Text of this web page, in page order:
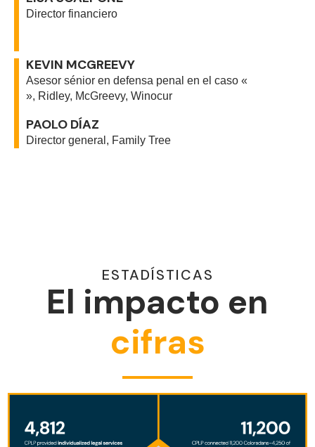
Director financiero
KEVIN MCGREEVY
Asesor sénior en defensa penal en el caso «
», Ridley, McGreevy, Winocur
PAOLO DÍAZ
Director general, Family Tree
ESTADÍSTICAS
El impacto en
cifras